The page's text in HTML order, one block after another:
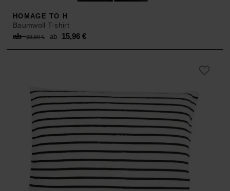
HOMAGE TO H
Baumwoll T-shirt
ab39,90€
Original
price
ab 15,96 €Current
price